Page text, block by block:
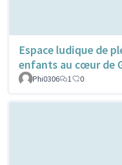
Espace ludique de
enfants au cœur de
Phi0306
1 0